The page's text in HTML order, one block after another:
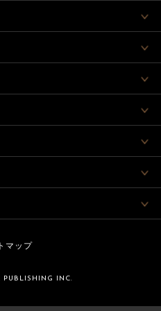
マップ
PUBLISHING INC.